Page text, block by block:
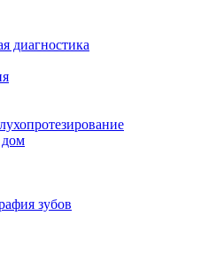
диагностика
дом
зубов